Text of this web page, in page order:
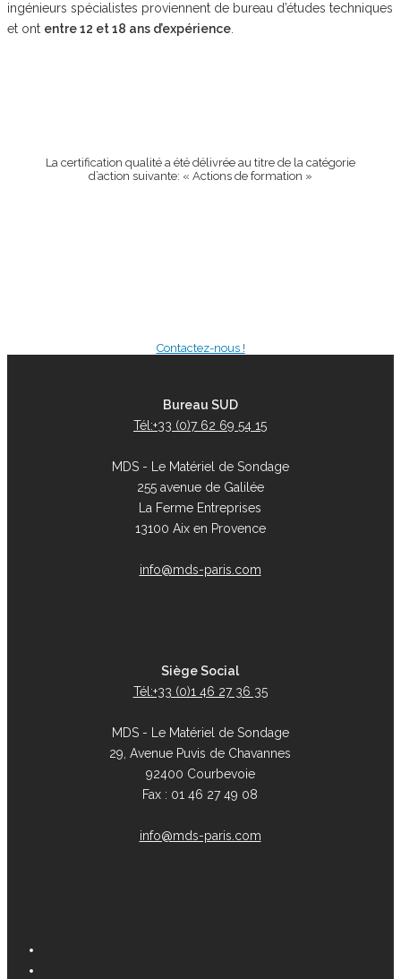
ingénieurs spécialistes proviennent de bureau d’études techniques
et ont entre 12 et 18 ans d’expérience
La certification qualité a été délivrée au titre de la catégorie
d’action suivante: « Actions de formation »
Contactez-nous !
Bureau SUD
Tél:+33 (0)7 62 69 54 15
MDS - Le Matériel de Sondage
255 avenue de Galilée
La Ferme Entreprises
13100 Aix en Provence
info@mds-paris.com
Siège Social
Tél:+33 (0)1 46 27 36 35
MDS - Le Matériel de Sondage
29, Avenue Puvis de Chavannes
92400 Courbevoie
Fax : 01 46 27 49 08
info@mds-paris.com